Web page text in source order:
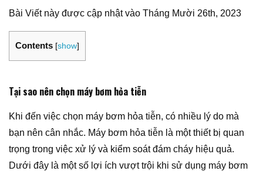
Bài Viết này được cập nhật vào Tháng Mười 26th, 2023
Contents [show]
Tại sao nên chọn máy bơm hỏa tiễn
Khi đến việc chọn máy bơm hỏa tiễn, có nhiều lý do mà
bạn nên cân nhắc. Máy bơm hỏa tiễn là một thiết bị quan
trọng trong việc xử lý và kiểm soát đám cháy hiệu quả.
Dưới đây là một số lợi ích vượt trội khi sử dụng máy bơm